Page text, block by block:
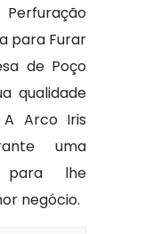
Perfuração
para Furar
de Poço
qualidade
Arco Iris
uma
para lhe
negócio.